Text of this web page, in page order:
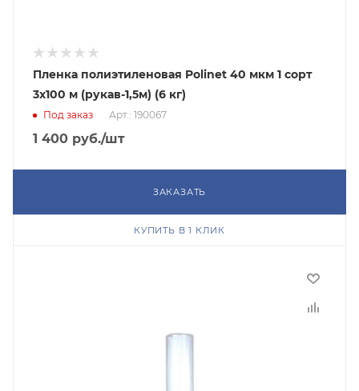
Пленка полиэтиленовая Polinet 40 мкм 1 сорт
3x100 м (рукав-1,5м) (6 кг)
Под заказ Арт.: 190067
1 400 руб./шт
ЗАКАЗАТЬ
КУПИТЬ В 1 КЛИК